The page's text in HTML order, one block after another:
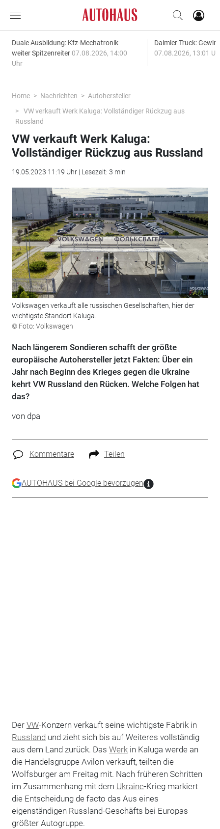
Duale Ausbildung: Kfz-Mechatronik
weiter Spitzenreiter 07.08.2026, 14:00
Uhr
Daimler Truck:
07.08.2026, 13:01
Home Nachrichten
Autohersteller
VW verkauft Werk Kaluga: Vollständiger Rückzug aus
Russland
VW verkauft Werk Kaluga:
Vollständiger Rückzug aus Russland
19.05.2023 11:19 Uhr | Lesezeit: 3 min
Volkswagen verkauft alle russischen Gesellschaften, hier der
wichtigste Standort Kaluga.
© Foto: Volkswagen
Nach längerem Sondieren schafft der größte
europäische Autohersteller jetzt Fakten: Über ein
Jahr nach Beginn des Krieges gegen die Ukraine
kehrt VW Russland den Rücken. Welche Folgen hat
das?
von dpa
Kommentare Teilen
AUTOHAUS bei Google bevorzugen
Der VW-Konzern verkauft seine wichtigste Fabrik in
Russland und zieht sich bis auf Weiteres vollständig
aus dem Land zurück. Das Werkin Kaluga werde an
die Handelsgruppe Avilon verkauft, teilten die
Wolfsburger am Freitag mit. Nach früheren Schritten
im Zusammenhang mit dem Ukraine-Krieg markiert
die Entscheidung de facto das Aus eines
eigenständigen Russland-Geschäfts bei Europas
größter Autogruppe.